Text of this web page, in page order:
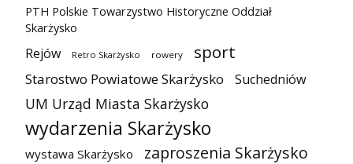
PTH Polskie Towarzystwo Historyczne Oddział
Skarżysko
Rejów Retro Skarżysko rowery sport
Starostwo Powiatowe Skarżysko Suchedniów
UM Urząd Miasta Skarżysko
wydarzenia Skarżysko
wystawa Skarżysko zaproszenia Skarżysko